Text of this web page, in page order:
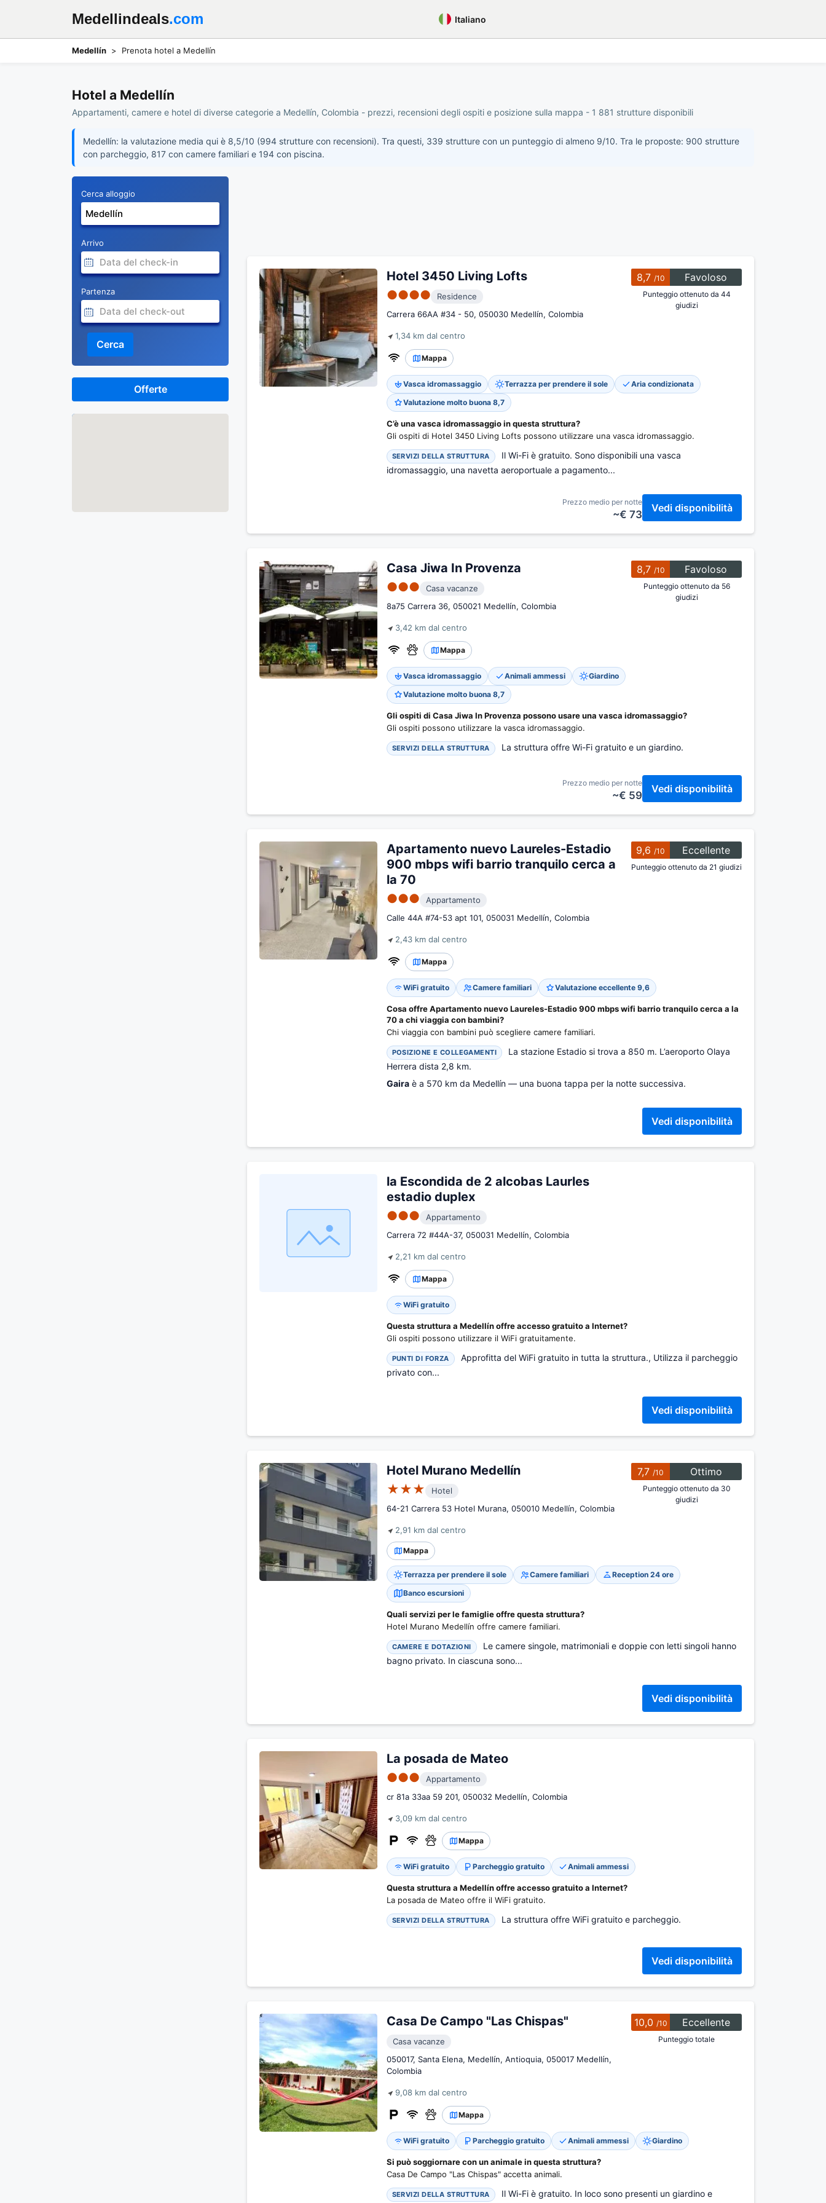
Medellindeals.com Italiano
Medellín Prenota hotel a Medellín
Hotel a Medellín
Appartamenti, camere e hotel di diverse categorie a Medellín, Colombia - prezzi, recensioni degli ospiti e posizione sulla mappa - 1 881 strutture disponibili
Medellín: la valutazione media qui è 8,5/10 (994 strutture con recensioni). Tra questi, 339 strutture con un punteggio di almeno 9/10. Tra le proposte: 900 strutture
con parcheggio, 817 con camere familiari e 194 con piscina.
8,7 /10 Favoloso
Punteggio ottenuto da 44
giudizi
Hotel 3450 Living Lofts
●●●●
Residence
Carrera 66AA #34 - 50, 050030 Medellín, Colombia
1,34 km dal centro
Mappa
Vasca idromassaggio Terrazza per prendere il sole
Aria condizionata
Valutazione molto buona 8,7
C’è una vasca idromassaggio in questa struttura?
Gli ospiti di Hotel 3450 Living Lofts possono utilizzare una vasca idromassaggio.
SERVIZI DELLA STRUTTURA
Il Wi-Fi è gratuito. Sono disponibili una vasca
idromassaggio, una navetta aeroportuale a pagamento...
Prezzo medio per notte
~€ 73
Vedi disponibilità
8,7 /10 Favoloso
Punteggio ottenuto da 56
giudizi
Casa Jiwa In Provenza
●●●
Casa vacanze
8a75 Carrera 36, 050021 Medellín, Colombia
3,42 km dal centro
Mappa
Vasca idromassaggio Animali ammessi
Giardino
Valutazione molto buona 8,7
Gli ospiti di Casa Jiwa In Provenza possono usare una vasca idromassaggio?
Gli ospiti possono utilizzare la vasca idromassaggio.
SERVIZI DELLA STRUTTURA La struttura offre Wi-Fi gratuito e un giardino.
Prezzo medio per notte
~€ 59
Vedi disponibilità
9,6 /10 Eccellente
Punteggio ottenuto da 21 giudizi
Apartamento nuevo Laureles-Estadio
900 mbps wifi barrio tranquilo cerca a
la 70
●●●
Appartamento
Calle 44A #74-53 apt 101, 050031 Medellín, Colombia
2,43 km dal centro
Mappa
WiFi gratuito Camere familiari Valutazione eccellente 9,6
Cosa offre Apartamento nuevo Laureles-Estadio 900 mbps wifi barrio tranquilo cerca a la
70 a chi viaggia con bambini?
Chi viaggia con bambini può scegliere camere familiari.
POSIZIONE E COLLEGAMENTI
La stazione Estadio si trova a 850 m. L’aeroporto Olaya
Herrera dista 2,8 km.
Gairaè a 570 km da Medellín — una buona tappa per la notte successiva.
Vedi disponibilità
la Escondida de 2 alcobas Laurles
estadio duplex
●●●
Appartamento
Carrera 72 #44A-37, 050031 Medellín, Colombia
2,21 km dal centro
Mappa
WiFi gratuito
Questa struttura a Medellín offre accesso gratuito a Internet?
Gli ospiti possono utilizzare il WiFi gratuitamente.
PUNTI DI FORZA
Approfitta del WiFi gratuito in tutta la struttura., Utilizza il parcheggio
privato con...
Vedi disponibilità
7,7 /10 Ottimo
Punteggio ottenuto da 30
giudizi
Hotel Murano Medellín
★★★
Hotel
64-21 Carrera 53 Hotel Murana, 050010 Medellín, Colombia
2,91 km dal centro
Mappa
Terrazza per prendere il sole Camere familiari
Reception 24 ore
Banco escursioni
Quali servizi per le famiglie offre questa struttura?
Hotel Murano Medellín offre camere familiari.
CAMERE E DOTAZIONI
Le camere singole, matrimoniali e doppie con letti singoli hanno
bagno privato. In ciascuna sono...
Vedi disponibilità
La posada de Mateo
●●●
Appartamento
cr 81a 33aa 59 201, 050032 Medellín, Colombia
3,09 km dal centro
Mappa
WiFi gratuito Parcheggio gratuito Animali ammessi
Questa struttura a Medellín offre accesso gratuito a Internet?
La posada de Mateo offre il WiFi gratuito.
SERVIZI DELLA STRUTTURA La struttura offre WiFi gratuito e parcheggio.
Vedi disponibilità
10,0 /10 Eccellente
Punteggio totale
Casa De Campo "Las Chispas"
Casa vacanze
050017, Santa Elena, Medellín, Antioquia, 050017 Medellín,
Colombia
9,08 km dal centro
Mappa
WiFi gratuito Parcheggio gratuito Animali ammessi Giardino
Si può soggiornare con un animale in questa struttura?
Casa De Campo "Las Chispas" accetta animali.
SERVIZI DELLA STRUTTURA Il Wi-Fi è gratuito. In loco sono presenti un giardino e
Cerca alloggio
Arrivo
Partenza
Cerca
Offerte